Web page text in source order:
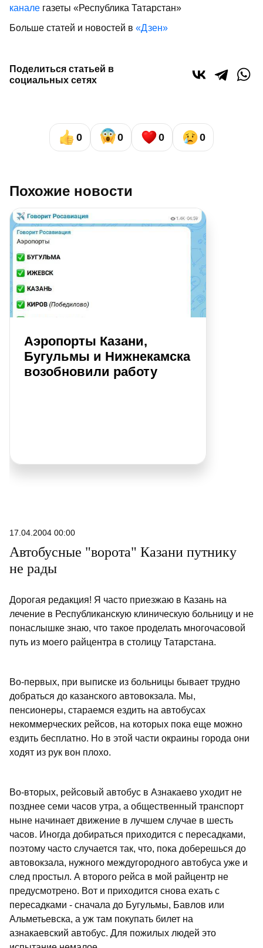
канале газеты «Республика Татарстан»
Больше статей и новостей в «Дзен»
Поделиться статьей в
социальных сетях
0 0 0 0
Похожие новости
Аэропорты Казани,
Бугульмы и Нижнекамска
возобновили работу
17.04.2004 00:00
Автобусные "ворота" Казани путнику
не рады
Дорогая редакция! Я часто приезжаю в Казань на
лечение в Республиканскую клиническую больницу и не
понаслышке знаю, что такое проделать многочасовой
путь из моего райцентра в столицу Татарстана.
Во-первых, при выписке из больницы бывает трудно
добраться до казанского автовокзала. Мы,
пенсионеры, стараемся ездить на автобусах
некоммерческих рейсов, на которых пока еще можно
ездить бесплатно. Но в этой части окраины города они
ходят из рук вон плохо.
Во-вторых, рейсовый автобус в Азнакаево уходит не
позднее семи часов утра, а общественный транспорт
ныне начинает движение в лучшем случае в шесть
часов. Иногда добираться приходится с пересадками,
поэтому часто случается так, что, пока доберешься до
автовокзала, нужного междугородного автобуса уже и
след простыл. А второго рейса в мой райцентр не
предусмотрено. Вот и приходится снова ехать с
пересадками - сначала до Бугульмы, Бавлов или
Альметьевска, а уж там покупать билет на
азнакаевский автобус. Для пожилых людей это